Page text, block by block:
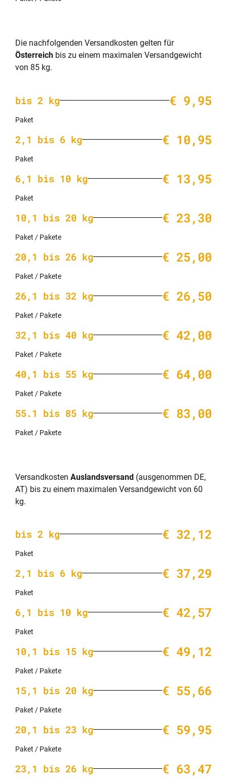
Die nachfolgenden Versandkosten gelten für
Österreich bis zu einem maximalen Versandgewicht
von 85 kg.
bis 2 kg € 9,95
Paket
2,1 bis 6 kg € 10,95
Paket
6,1 bis 10 kg € 13,95
Paket
10,1 bis 20 kg € 23,30
Paket / Pakete
20,1 bis 26 kg € 25,00
Paket / Pakete
26,1 bis 32 kg € 26,50
Paket / Pakete
32,1 bis 40 kg € 42,00
Paket / Pakete
40,1 bis 55 kg € 64,00
Paket / Pakete
55.1 bis 85 kg € 83,00
Paket / Pakete
Versandkosten Auslandsversand (ausgenommen DE,
AT) bis zu einem maximalen Versandgewicht von 60
kg.
bis 2 kg € 32,12
Paket
2,1 bis 6 kg € 37,29
Paket
6,1 bis 10 kg € 42,57
Paket
10,1 bis 15 kg € 49,12
Paket / Pakete
15,1 bis 20 kg € 55,66
Paket / Pakete
20,1 bis 23 kg € 59,95
Paket / Pakete
23,1 bis 26 kg € 63,47